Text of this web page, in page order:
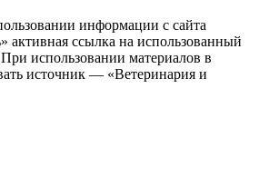
информации с сайта
активная ссылка на использованный
При использовании материалов в
источник — «Ветеринария и